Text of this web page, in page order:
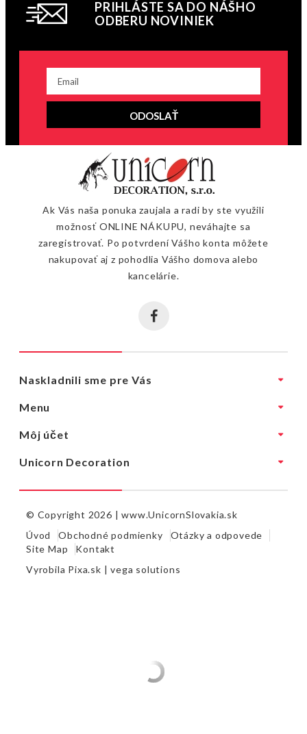
PRIHLÁSTE SA DO NÁŠHO
ODBERU NOVINIEK
ODOSLAŤ
Ak Vás naša ponuka zaujala a radi by ste využili
možnosť ONLINE NÁKUPU, neváhajte sa
zaregistrovať. Po potvrdení Vášho konta môžete
nakupovať aj z pohodlia Vášho domova alebo
kancelárie.
Naskladnili sme pre Vás
Menu
Môj účet
Unicorn Decoration
© Copyright 2026 |www.UnicornSlovakia.sk
Úvod
Obchodné podmienky
Otázky a odpovede
Site Map
Kontakt
Vyrobila Pixa.sk |vega solutions